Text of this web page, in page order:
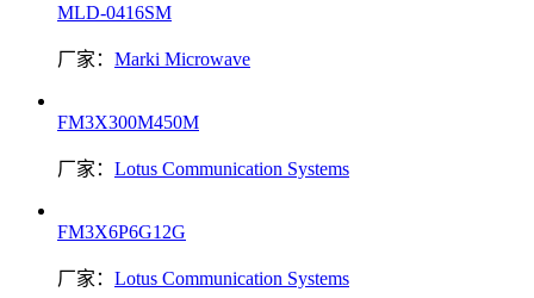
MLD-0416SM
厂家： Marki Microwave
FM3X300M450M
厂家： Lotus Communication Systems
FM3X6P6G12G
厂家： Lotus Communication Systems